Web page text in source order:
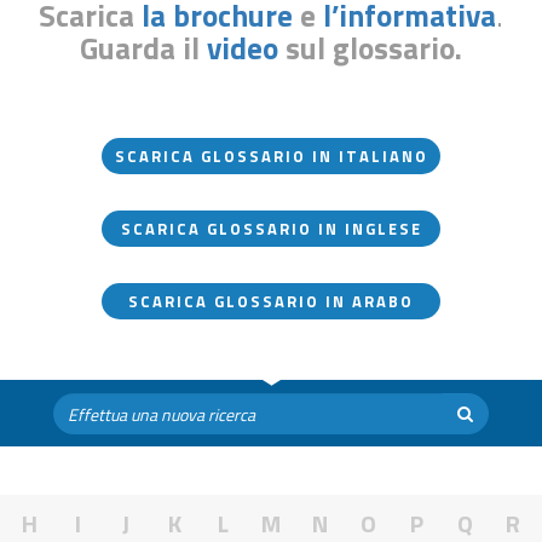
Scarica la brochure e l’informativa.
Guarda ilvideosul glossario.
SCARICA GLOSSARIO IN ITALIANO
SCARICA GLOSSARIO IN INGLESE
SCARICA GLOSSARIO IN ARABO
H I J K L M N O P Q R